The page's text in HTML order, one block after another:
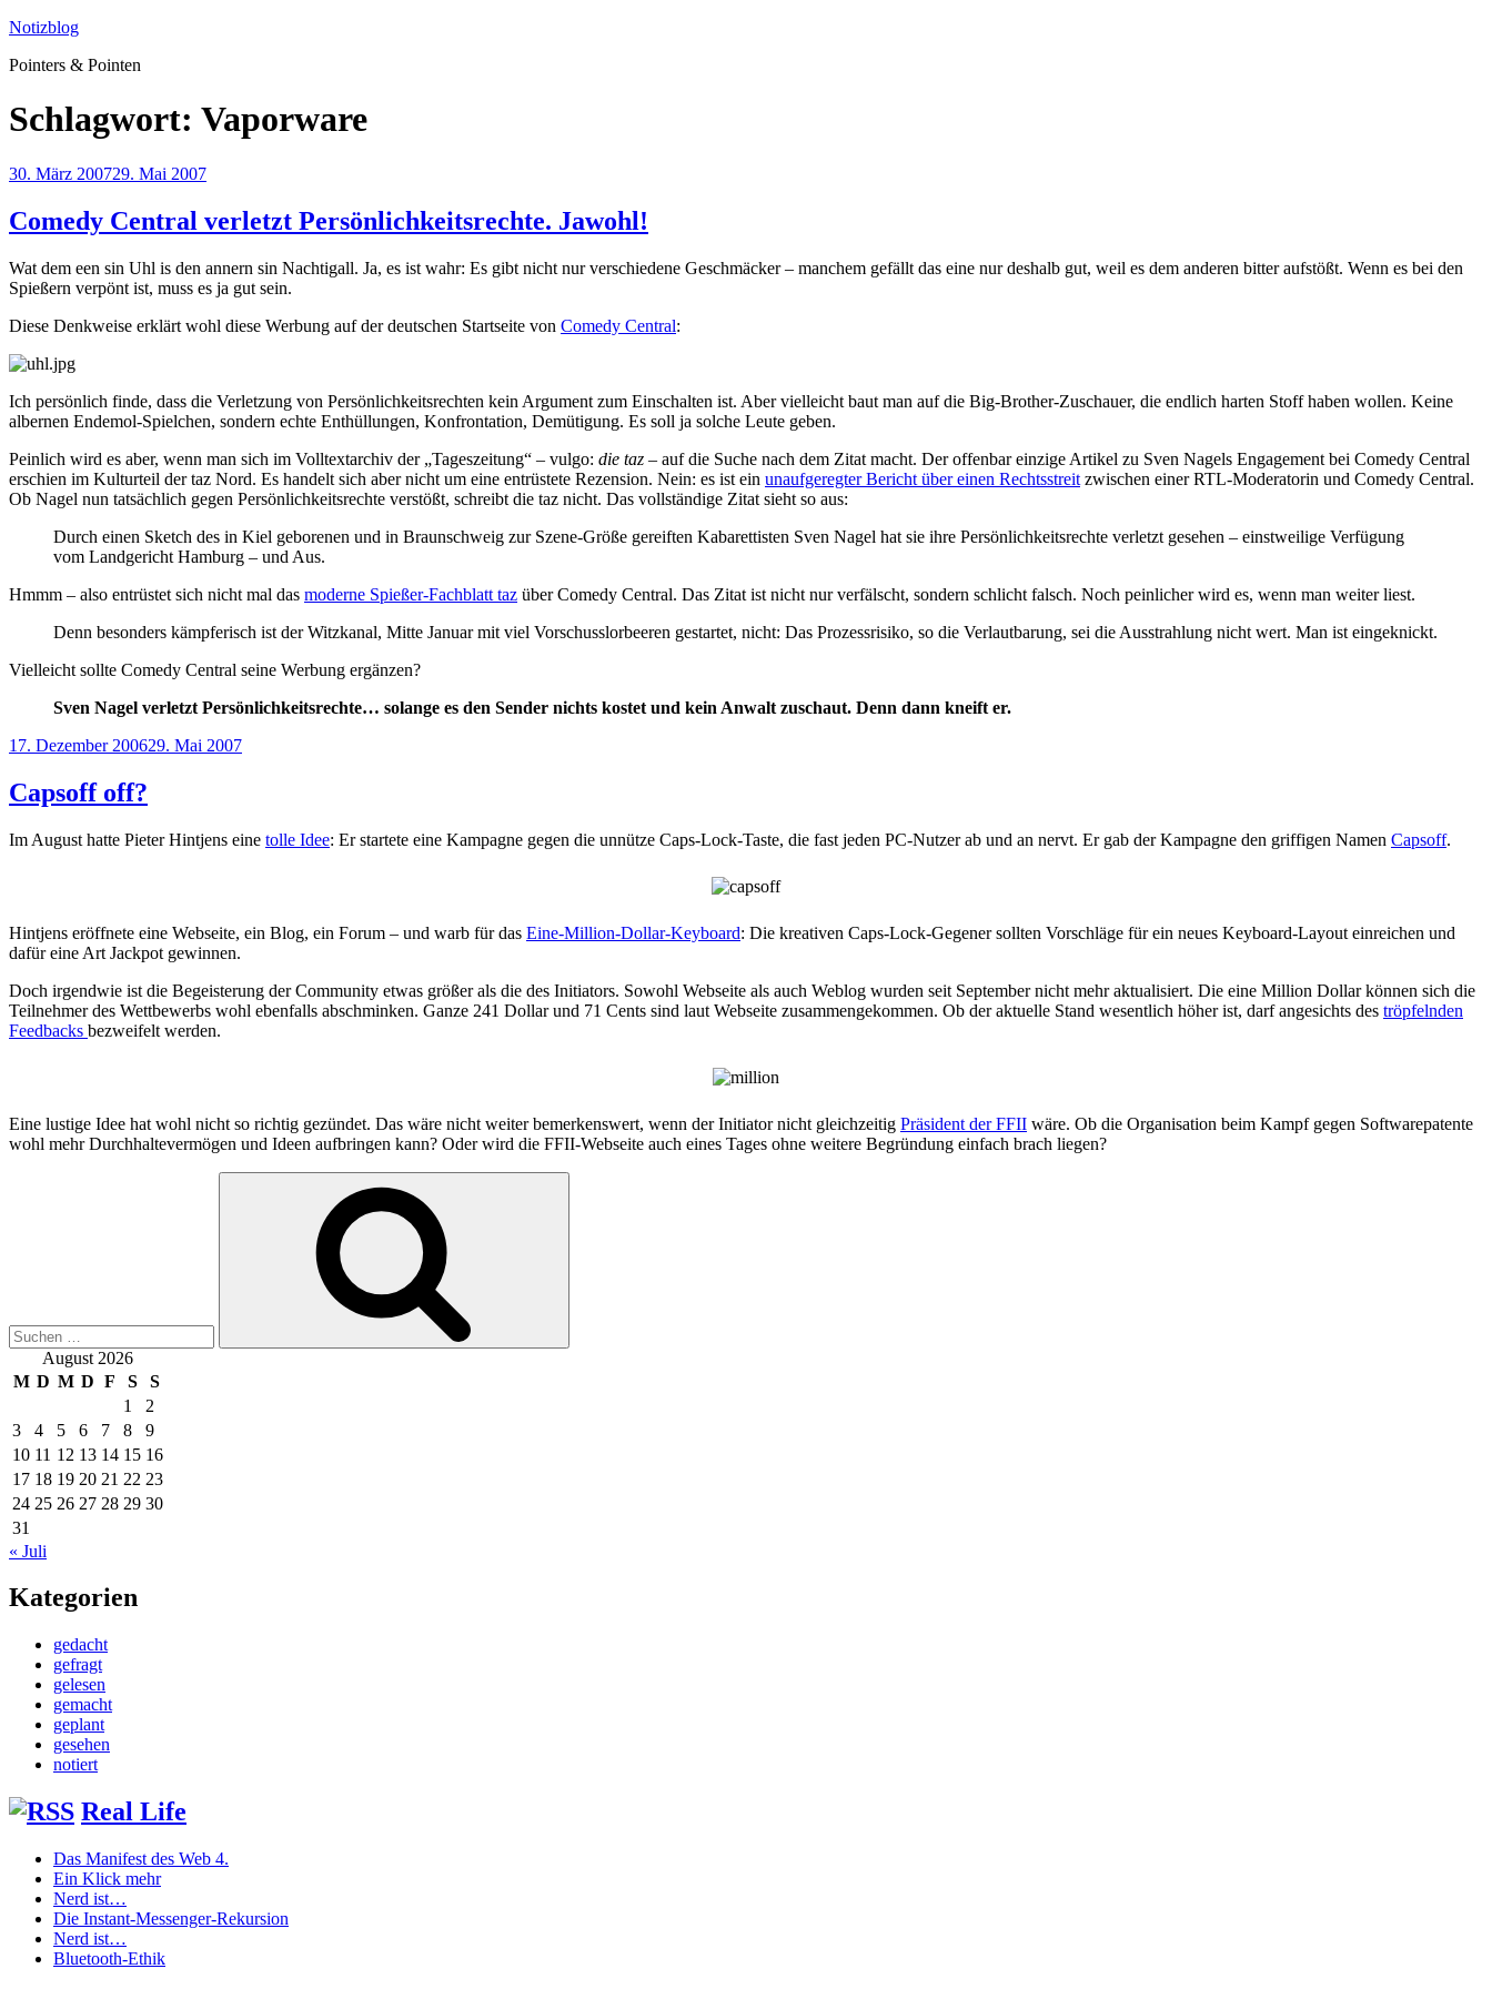
Zum
springen
Notizblog
Pointers & Pointen
Schlagwort: Vaporware
Veröffentlicht
30. März 200729. Mai 2007
Comedy Central verletzt Persönlichkeitsrechte. Jawohl!
Wat dem een sin Uhl is den annern sin Nachtigall. Ja, es ist wahr: Es gibt nicht nur verschiedene Geschmäcker – manchem gefällt das eine nur deshalb gut, weil es dem anderen bitter aufstößt. Wenn es bei den
Spießern verpönt ist, muss es ja gut sein.
Diese Denkweise erklärt wohl diese Werbung auf der deutschen Startseite von Comedy Central:
Ich persönlich finde, dass die Verletzung von Persönlichkeitsrechten kein Argument zum Einschalten ist. Aber vielleicht baut man auf die Big-Brother-Zuschauer, die endlich harten Stoff haben wollen. Keine
albernen Endemol-Spielchen, sondern echte Enthüllungen, Konfrontation, Demütigung. Es soll ja solche Leute geben.
Peinlich wird es aber, wenn man sich im Volltextarchiv der „Tageszeitung“ – vulgo: die taz – auf die Suche nach dem Zitat macht. Der offenbar einzige Artikel zu Sven Nagels Engagement bei Comedy Central
erschien im Kulturteil der taz Nord. Es handelt sich aber nicht um eine entrüstete Rezension. Nein: es ist ein unaufgeregter Bericht über einen Rechtsstreit zwischen einer RTL-Moderatorin und Comedy Central.
Ob Nagel nun tatsächlich gegen Persönlichkeitsrechte verstößt, schreibt die taz nicht. Das vollständige Zitat sieht so aus:
Durch einen Sketch des in Kiel geborenen und in Braunschweig zur Szene-Größe gereiften Kabarettisten Sven Nagel hat sie ihre Persönlichkeitsrechte verletzt gesehen – einstweilige Verfügung
vom Landgericht Hamburg – und Aus.
Hmmm – also entrüstet sich nicht mal das moderne Spießer-Fachblatt taz über Comedy Central. Das Zitat ist nicht nur verfälscht, sondern schlicht falsch. Noch peinlicher wird es, wenn man weiter liest.
Denn besonders kämpferisch ist der Witzkanal, Mitte Januar mit viel Vorschusslorbeeren gestartet, nicht: Das Prozessrisiko, so die Verlautbarung, sei die Ausstrahlung nicht wert. Man ist eingeknickt.
Vielleicht sollte Comedy Central seine Werbung ergänzen?
Sven Nagel verletzt Persönlichkeitsrechte… solange es den Sender nichts kostet und kein Anwalt zuschaut. Denn dann kneift er.
Veröffentlicht
17. Dezember 200629. Mai 2007
Capsoff off?
Im August hatte Pieter Hintjens eine tolle Idee: Er startete eine Kampagne gegen die unnütze Caps-Lock-Taste, die fast jeden PC-Nutzer ab und an nervt. Er gab der Kampagne den griffigen Namen Capsoff.
Hintjens eröffnete eine Webseite, ein Blog, ein Forum – und warb für das Eine-Million-Dollar-Keyboard: Die kreativen Caps-Lock-Gegener sollten Vorschläge für ein neues Keyboard-Layout einreichen und
dafür eine Art Jackpot gewinnen.
Doch irgendwie ist die Begeisterung der Community etwas größer als die des Initiators. Sowohl Webseite als auch Weblog wurden seit September nicht mehr aktualisiert. Die eine Million Dollar können sich die
Teilnehmer des Wettbewerbs wohl ebenfalls abschminken. Ganze 241 Dollar und 71 Cents sind laut Webseite zusammengekommen. Ob der aktuelle Stand wesentlich höher ist, darf angesichts des tröpfelnden
Feedbacks bezweifelt werden.
Eine lustige Idee hat wohl nicht so richtig gezündet. Das wäre nicht weiter bemerkenswert, wenn der Initiator nicht gleichzeitig Präsident der FFII wäre. Ob die Organisation beim Kampf gegen Softwarepatente
wohl mehr Durchhaltevermögen und Ideen aufbringen kann? Oder wird die FFII-Webseite auch eines Tages ohne weitere Begründung einfach brach liegen?
August 2026
M D M D F S
S
1
2
3
4 5 6 7 8
9
10 11 12 13 14 15 16
17 18 19 20 21 22 23
24 25 26 27 28 29 30
31
« Juli
Kategorien
gedacht
gefragt
gelesen
gemacht
geplant
gesehen
notiert
Real Life
Das Manifest des Web 4.
Ein Klick mehr
Nerd ist…
Die Instant-Messenger-Rekursion
Nerd ist…
Bluetooth-Ethik